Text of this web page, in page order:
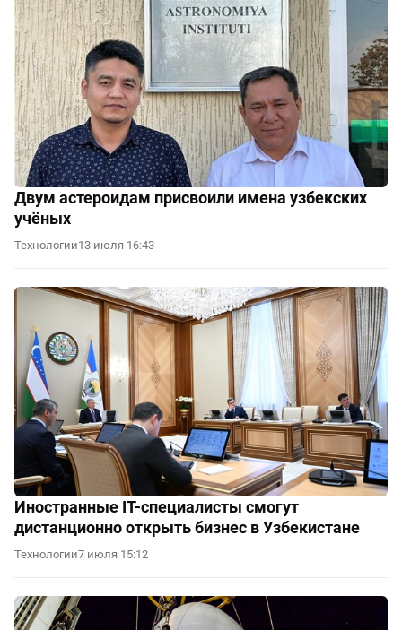
Двум астероидам присвоили имена узбекских
учёных
Технологии13 июля 16:43
Иностранные IT-специалисты смогут
дистанционно открыть бизнес в Узбекистане
Технологии7 июля 15:12